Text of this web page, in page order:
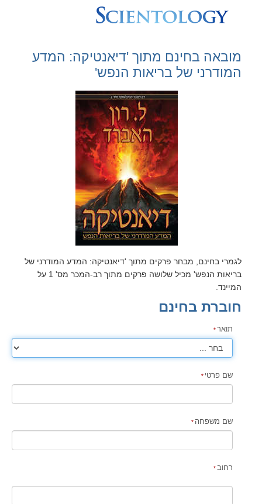
מובאה בחינם מתוך 'דיאנטיקה: המדע
המודרני של בריאות הנפש'
לגמרי בחינם, מבחר פרקים מתוך 'דיאנטיקה: המדע המודרני של
בריאות הנפש' מכיל שלושה פרקים מתוך רב-המכר מס' 1 על
המיינד.
חוברת בחינם
תואר
שם פרטי
שם משפחה
רחוב